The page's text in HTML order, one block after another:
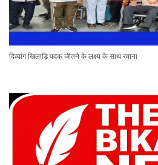
दिव्यांग खिलाड़ि पदक जीतने के लक्ष्य के साथ रवाना